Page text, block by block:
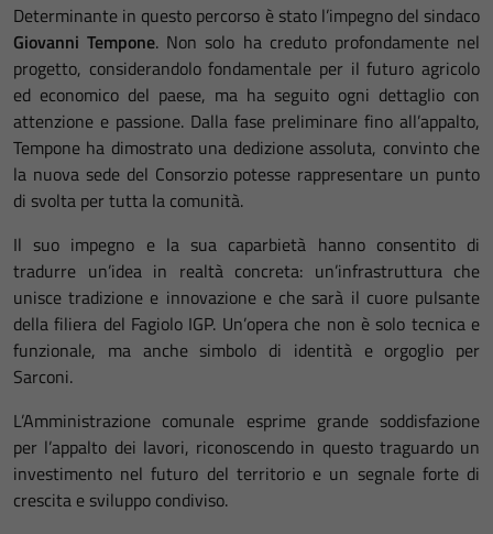
Determinante in questo percorso è stato l’impegno del sindaco
Giovanni Tempone. Non solo ha creduto profondamente nel
progetto, considerandolo fondamentale per il futuro agricolo
ed economico del paese, ma ha seguito ogni dettaglio con
attenzione e passione. Dalla fase preliminare fino all’appalto,
Tempone ha dimostrato una dedizione assoluta, convinto che
la nuova sede del Consorzio potesse rappresentare un punto
di svolta per tutta la comunità.
Il suo impegno e la sua caparbietà hanno consentito di
tradurre un’idea in realtà concreta: un’infrastruttura che
unisce tradizione e innovazione e che sarà il cuore pulsante
della filiera del Fagiolo IGP. Un’opera che non è solo tecnica e
funzionale, ma anche simbolo di identità e orgoglio per
Sarconi.
L’Amministrazione comunale esprime grande soddisfazione
per l’appalto dei lavori, riconoscendo in questo traguardo un
investimento nel futuro del territorio e un segnale forte di
crescita e sviluppo condiviso.